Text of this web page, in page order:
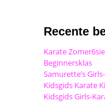
Recente
Karate
Beginnersklas
Samurette’s
Kidsgids Karate
Kidsgids Girls-